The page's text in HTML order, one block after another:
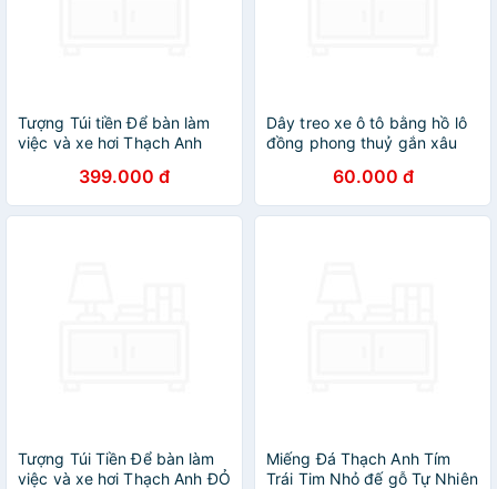
Tượng Túi tiền Để bàn làm
việc và xe hơi Thạch Anh
mệnh Kim Thủy trưng rất
đẹp xinh may mắn ạ
399.000 đ
Dây treo xe ô tô bằng hồ lô
đồng phong thuỷ gắn xâu
trang trí nhà cửa thu hút tài
lộc, may mắn Diệu Tâm
60.000 đ
Tượng Túi Tiền Để bàn làm
việc và xe hơi Thạch Anh ĐỎ
Miếng Đá Thạch Anh Tím
Trái Tim Nhỏ đế gỗ Tự Nhiên